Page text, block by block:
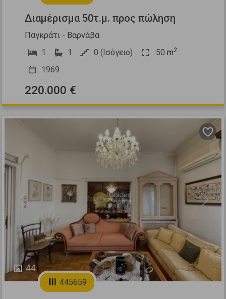
Διαμέρισμα 50τ.μ. προς πώληση
Παγκράτι - Βαρνάβα
1
1 0 (Ισόγειο) 50 m2
1969
220.000 €
44
Previous Next
445659